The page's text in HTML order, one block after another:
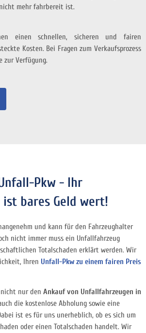
mehr fahrbereit ist.
einen schnellen, sicheren und fairen
Kosten. Bei Fragen zum Verkaufsprozess
zur Verfügung.
Pkw - Ihr
bares Geld wert!
und kann für den Fahrzeughalter
nicht immer muss ein Unfallfahrzeug
Totalschaden erklärt werden. Wir
Ihren Unfall-Pkw zu einem fairen Preis
nicht nur den Ankauf von Unfallfahrzeugen in
die kostenlose Abholung sowie eine
ist es für uns unerheblich, ob es sich um
oder einen Totalschaden handelt. Wir